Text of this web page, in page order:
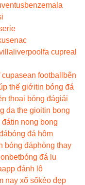
benzema la
ac
liverpool fa cupreal
cupasean football
bên
thế giớitin bóng đá
thoại bóng đágiải
da the gioitin bong
đátin nong bong
bóng đá hôm
bóng đáphòng thay
bóng đá lu
app đánh lô
nay xổ sốkèo đẹp